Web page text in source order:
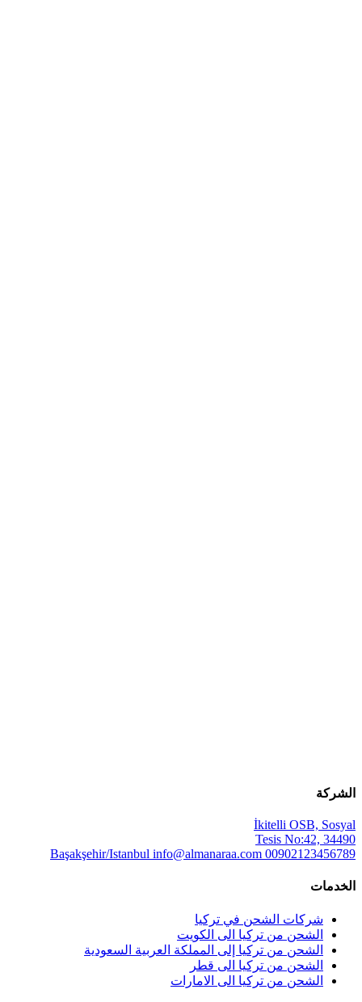
الشركة
İkitelli OSB, Sosyal
Tesis No:42, 34490
Başakşehir/Istanbul info@almanaraa.com 00902123456789
الخدمات
شركات الشحن في تركيا
الشحن من تركيا الى الكويت
الشحن من تركيا إلى المملكة العربية السعودية
الشحن من تركيا الى قطر
الشحن من تركيا الى الامارات